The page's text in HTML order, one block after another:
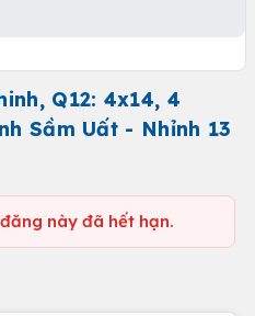
Q12: 4x14, 4
Sầm Uất - Nhỉnh 13
này đã hết hạn.